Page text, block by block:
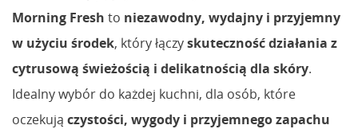
Morning Fresh to niezawodny, wydajny i przyjemny
w użyciu środek, który łączyskuteczność działania z
cytrusową świeżością i delikatnością dla skóry.
Idealny wybór do każdej kuchni, dla osób, które
oczekują czystości, wygody i przyjemnego zapachu